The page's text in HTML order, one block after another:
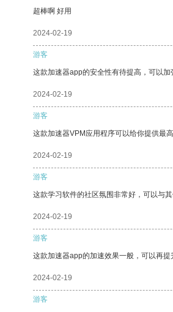
超棒啊 好用
2024-02-19
游客
这款加速器app的安全性有待提高，可以加
2024-02-19
游客
这款加速器VPM应用程序可以给你提供最
2024-02-19
游客
这款学习软件的社区氛围非常好，可以与其
2024-02-19
游客
这款加速器app的加速效果一般，可以再提
2024-02-19
游客